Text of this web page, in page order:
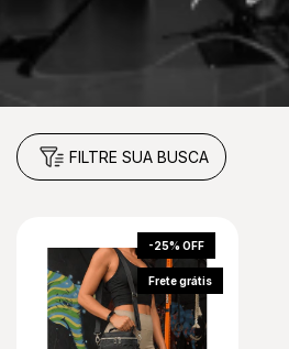
FILTRE SUA BUSCA
-25% OFF
Frete grátis